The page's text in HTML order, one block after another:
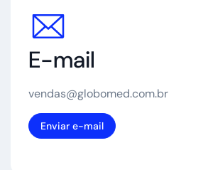
E-mail
vendas@globomed.com.br
Enviar e-mail